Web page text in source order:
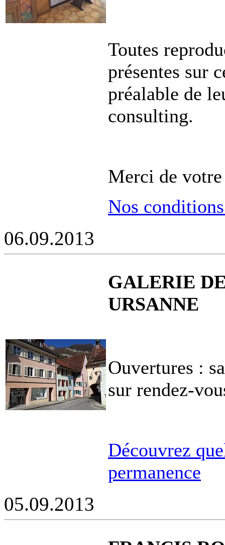
Toutes
présentes sur
préalable de
consulting.
Merci de
Nos
06.09.2013
GALERIE
URSANNE
Ouvertures :
sur rendez-
Découvrez
permanence
05.09.2013